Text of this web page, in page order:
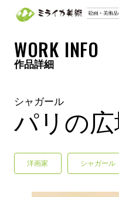
WORK INFO
作品詳細
シャガール
パリの広
洋画家 シャガール